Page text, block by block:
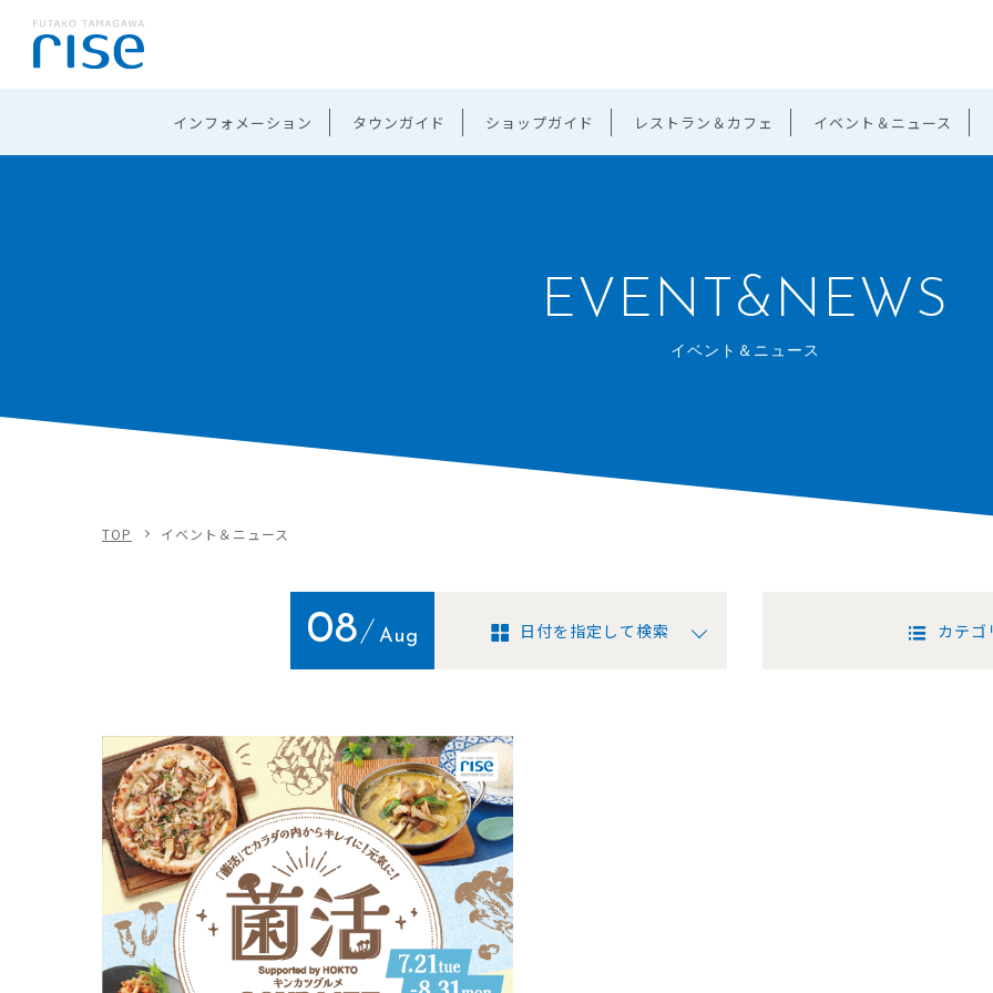
インフォメーション タウンガイド ショップガイド レストラン＆カフェ イベント＆ニュース
EVENT&NEWS
イベント＆ニュース
TOP イベント＆ニュース
08 Aug 日付を指定して検索 カテゴ